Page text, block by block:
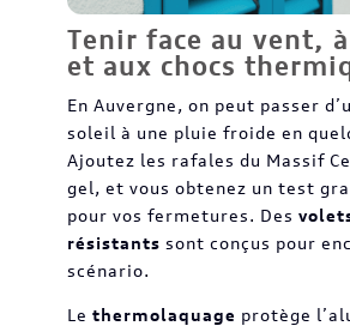
Tenir face au vent,
et aux chocs
En Auvergne, on peut passer
soleil à une pluie froide en
Ajoutez les rafales du Massif
gel, et vous obtenez un test
pour vos fermetures. Des
résistants sont conçus pour
scénario.
Le thermolaquage protège